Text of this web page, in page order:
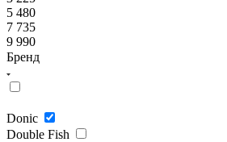
5 480
7 735
9 990
Бренд
Donic
Double Fish